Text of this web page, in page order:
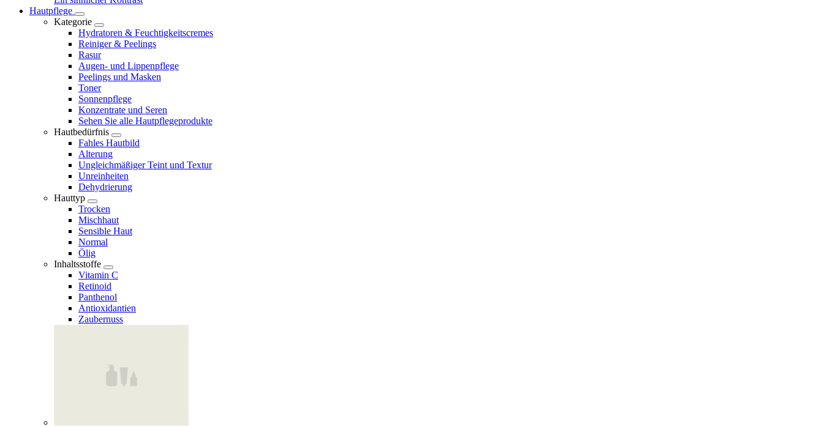
Hautpflege
Kategorie
Hydratoren & Feuchtigkeitscremes
Reiniger & Peelings
Rasur
Augen- und Lippenpflege
Peelings und Masken
Toner
Sonnenpflege
Konzentrate und Seren
Sehen Sie alle Hautpflegeprodukte
Hautbedürfnis
Fahles Hautbild
Alterung
Ungleichmäßiger Teint und Textur
Unreinheiten
Dehydrierung
Hauttyp
Trocken
Mischhaut
Sensible Haut
Normal
Ölig
Inhaltsstoffe
Vitamin C
Retinoid
Panthenol
Antioxidantien
Zaubernuss